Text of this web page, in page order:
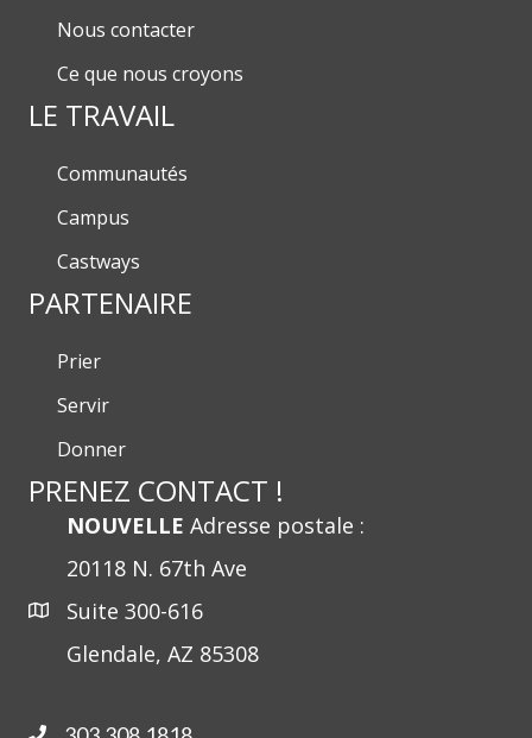
Nous contacter
Ce que nous croyons
LE TRAVAIL
Communautés
Campus
Castways
PARTENAIRE
Prier
Servir
Donner
PRENEZ CONTACT !
NOUVELLE Adresse postale :
20118 N. 67th Ave
Suite 300-616
Glendale, AZ 85308